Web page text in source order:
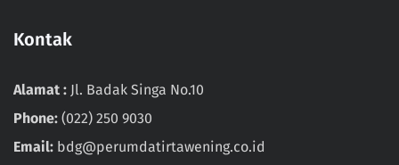
Kontak
Alamat : Jl. Badak Singa No.10
Phone: (022) 250 9030
Email: bdg@perumdatirtawening.co.id